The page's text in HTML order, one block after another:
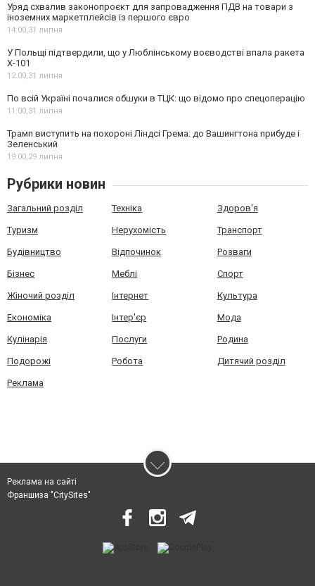
Уряд схвалив законопроєкт для запровадження ПДВ на товари з
іноземних маркетплейсів із першого євро
14:00,31 липня
У Польщі підтвердили, що у Люблінському воєводстві впала ракета
Х-101
12:00,31 липня
По всій Україні почалися обшуки в ТЦК: що відомо про спецоперацію
11:00,31 липня
Трамп виступить на похороні Ліндсі Грема: до Вашингтона прибуде і
Зеленський
19:00,29 липня
Рубрики новин
Загальний розділ Техніка Здоров'я
Туризм Нерухомість Транспорт
Будівництво Відпочинок Розваги
Бізнес Меблі Спорт
Жіночий розділ Інтернет Культура
Економіка Інтер'єр Мода
Кулінарія Послуги Родина
Подорожі Робота Дитячий розділ
Реклама
Реклама на сайті
Франшиза "CitySites"